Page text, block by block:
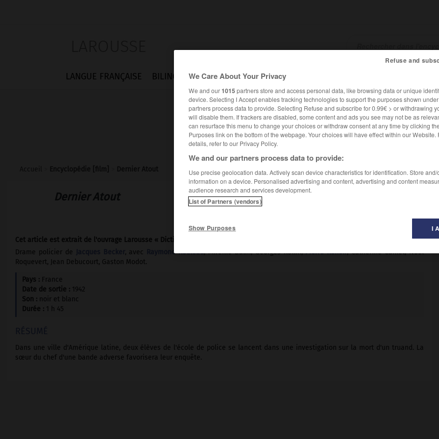
LANGUE FRANÇAISE BILINGUES FLASHCARDS TRADUCTEUR
Dernier Atout
Cet article est extrait de l'ouvrage Larousse « Dictionnaire mondial des films ».
Drame policier de
, avec Raymond Rouleau, Mireille Balin, Georges Rollin,Pierre Renoir, Catherine Caillet, Noël
Roquevert, Jean Debucourt, Gaston Modot.
Pays : France
Date de sortie : 1942
Son : noir et blanc
Durée : 1 h 45
Dans une ville d'Amérique latine, deux élèves de l'école de police se lancent dans une investigation sur la mort d'un truand. La
sœur du chef d'une bande adverse favorisera leur enquête.
Refuse and
We Care About Your Privacy
We and our1015partners store and access personal data, like browsing data or unique
device. Selecting I Accept enables tracking technologies to support the purposes shown
partners process data to provide. Selecting Refuse and subscribe for 0.99€ > or withdrawing
will disable them. If trackers are disabled, some content and ads you see may not be as
can resurface this menu to change your choices or withdraw consent at any time by clicking
Purposes link on the bottom of the webpage. Your choices will have effect within our Website.
details, refer to our Privacy Policy.
We and our partners process data to provide:
Use precise geolocation data. Actively scan device characteristics for identification. Store and/
information on a device. Personalised advertising and content, advertising and content
audience research and services development.
List of Partners (vendors)
I
Show Purposes